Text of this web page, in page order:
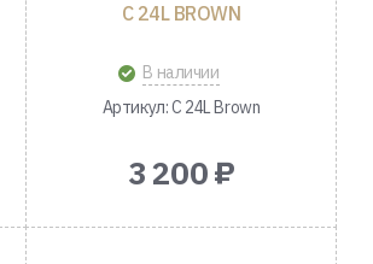
C 24L BROWN
В наличии
Артикул: C 24L Brown
3 200 ₽